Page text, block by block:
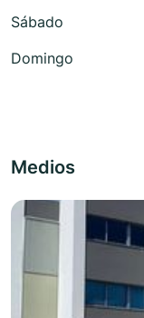
Sábado
Domingo
Medios